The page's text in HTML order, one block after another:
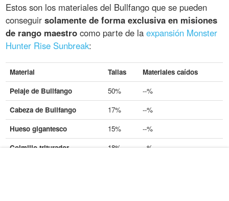
Estos son los materiales del Bullfango que se pueden
conseguirsolamente de forma exclusiva en misiones
de rango maestro como parte de laexpansión Monster
Hunter Rise Sunbreak:
Material Tallas
Materiales caídos
Pelaje de Bullfango
50%
--%
Cabeza de Bullfango
17%
--%
Hueso gigantesco
15%
--%
Colmillo triturador
18% --%